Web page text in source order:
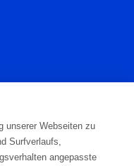
unserer Webseiten zu
Surfverlaufs,
angepasste